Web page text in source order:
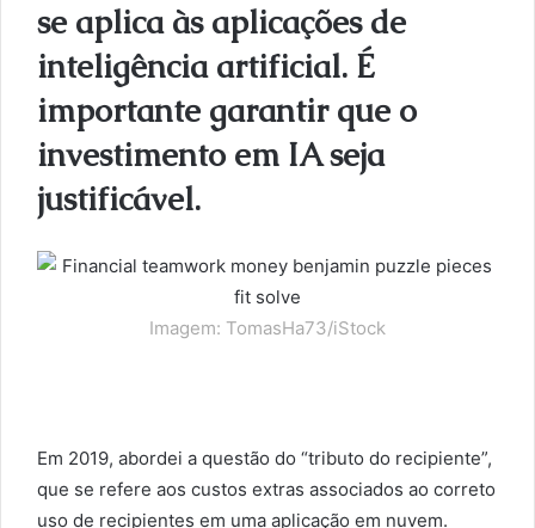
se aplica às aplicações de
inteligência artificial. É
importante garantir que o
investimento em IA seja
justificável.
Imagem: TomasHa73/iStock
Em 2019, abordei a questão do “tributo do recipiente”,
que se refere aos custos extras associados ao correto
uso de recipientes em uma aplicação em nuvem.